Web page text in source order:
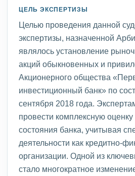
ЦЕЛЬ ЭКСПЕРТИЗЫ
Целью проведения данной
экспертизы, назначенной
являлось установление
акций обыкновенных и
Акционерного общества
инвестиционный банк» по
сентября 2018 года.
провести комплексную
состояния банка, учитывая
деятельности как кредитно-
организации. Одной из
стало многократное